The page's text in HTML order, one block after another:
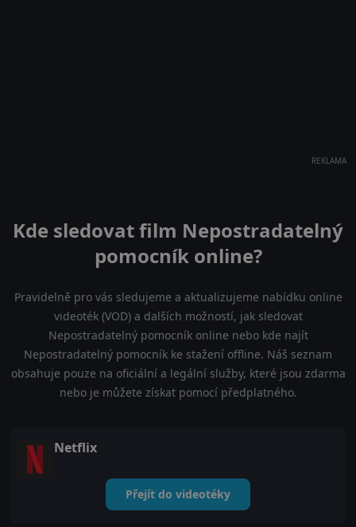
REKLAMA
Kde sledovat film Nepostradatelný
pomocník online?
Pravidelně pro vás sledujeme a aktualizujeme nabídku online
videoték (VOD) a dalších možností, jak sledovat
Nepostradatelný pomocník online nebo kde najít
Nepostradatelný pomocník ke stažení offline. Náš seznam
obsahuje pouze na oficiální a legální služby, které jsou zdarma
nebo je můžete získat pomocí předplatného.
Netflix
Přejít do videotéky